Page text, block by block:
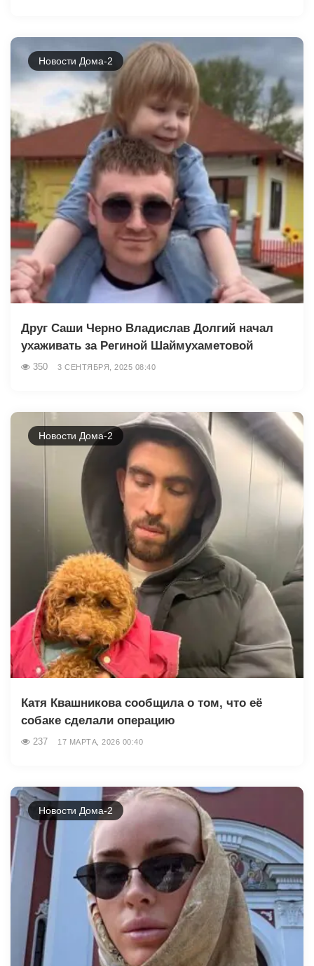
Новости Дома-2
Друг Саши Черно Владислав Долгий начал
ухаживать за Региной Шаймухаметовой
350 3 СЕНТЯБРЯ, 2025 08:40
Новости Дома-2
Катя Квашникова сообщила о том, что её
собаке сделали операцию
237 17 МАРТА, 2026 00:40
Новости Дома-2